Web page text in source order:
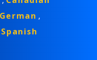
German ,
Spanish